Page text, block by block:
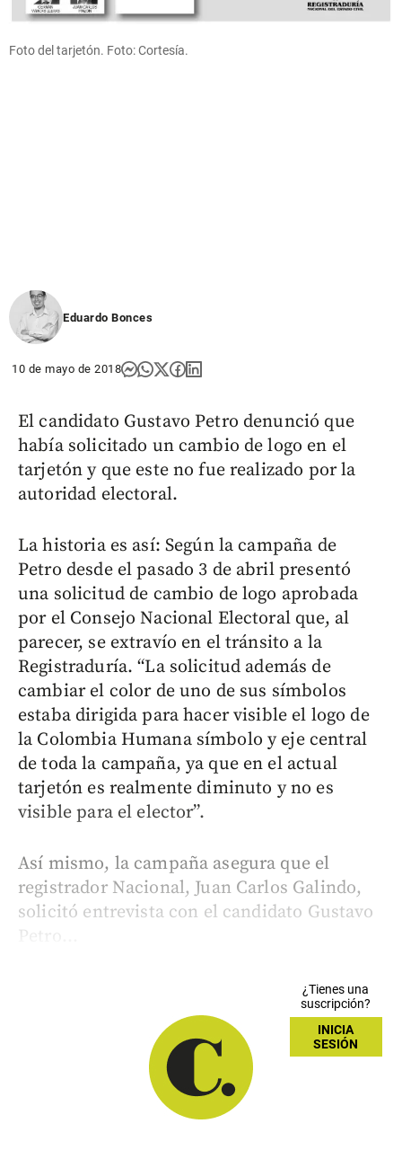
Foto del tarjetón. Foto: Cortesía.
Eduardo Bonces
10 de mayo de 2018
El candidato Gustavo Petro denunció que
había solicitado un cambio de logo en el
tarjetón y que este no fue realizado por la
autoridad electoral.
La historia es así: Según la campaña de
Petro desde el pasado 3 de abril presentó
una solicitud de cambio de logo aprobada
por el Consejo Nacional Electoral que, al
parecer, se extravío en el tránsito a la
Registraduría. “La solicitud además de
cambiar el color de uno de sus símbolos
estaba dirigida para hacer visible el logo de
la Colombia Humana símbolo y eje central
de toda la campaña, ya que en el actual
tarjetón es realmente diminuto y no es
visible para el elector”.
Así mismo, la campaña asegura que el
registrador Nacional, Juan Carlos Galindo,
solicitó entrevista con el candidato Gustavo
Petro...
¿Tienes una
suscripción?
INICIA
SESIÓN